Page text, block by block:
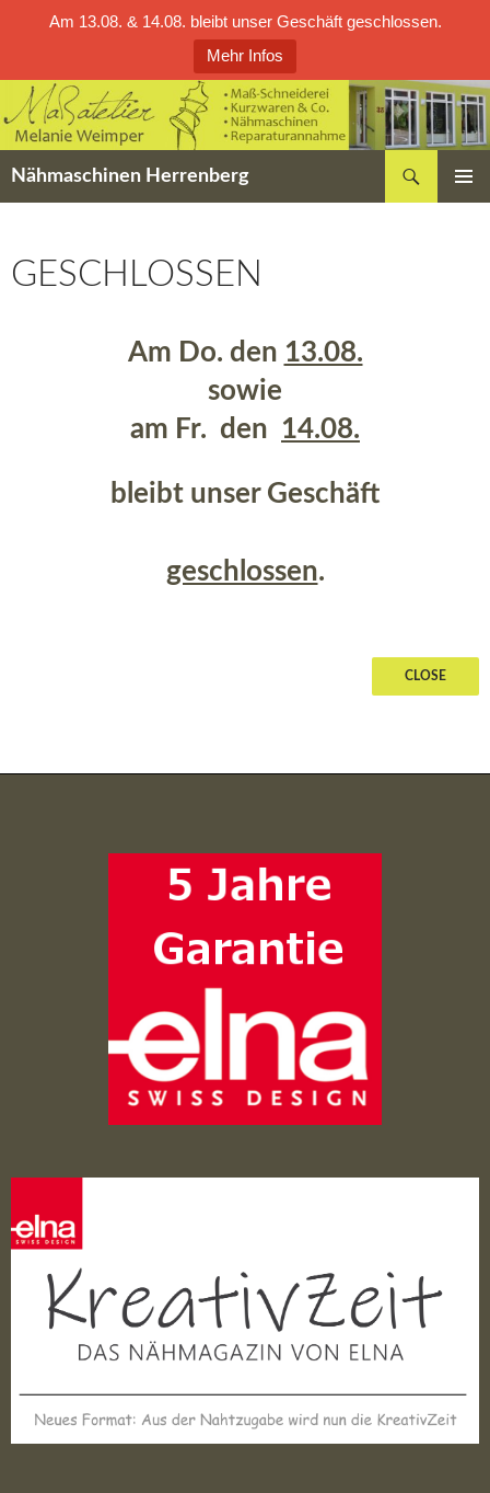
Am 13.08. & 14.08. bleibt unser Geschäft geschlossen.
Mehr Infos
Zum
Inhalt
springen
Nähmaschinen Herrenberg
GESCHLOSSEN
Am Do. den 13.08.
sowie
am Fr. den 14.08.
bleibt unser Geschäft
geschlossen.
CLOSE